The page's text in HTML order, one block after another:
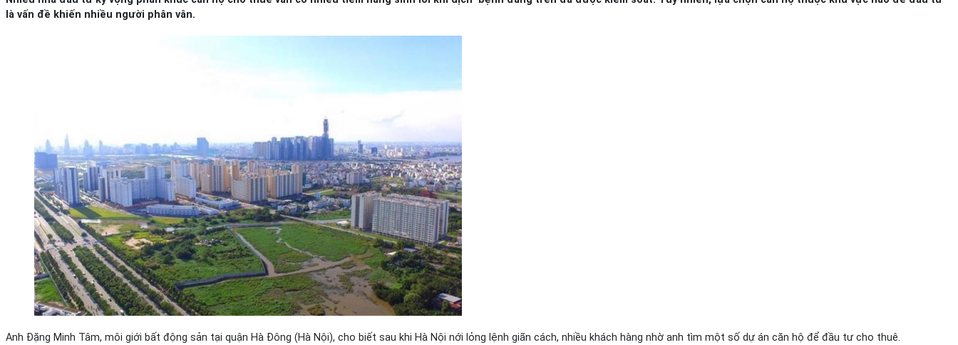
là vấn đề khiến nhiều người phân vân.
Anh Đặng Minh Tâm, môi giới bất động sản tại quận Hà Đông (Hà Nội), cho biết sau khi Hà Nội nới lỏng lệnh giãn cách, nhiều khách hàng nhờ anh tìm một số dự án căn hộ để đầu tư cho thuê.